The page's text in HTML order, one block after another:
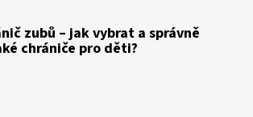
zubů – jak vybrat a správně
chrániče pro děti?